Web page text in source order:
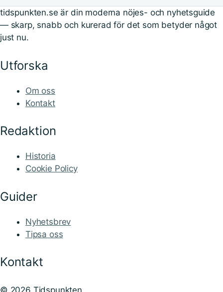
tidspunkten.se är din moderna nöjes- och nyhetsguide
— skarp, snabb och kurerad för det som betyder något
just nu.
Utforska
Om oss
Kontakt
Redaktion
Historia
Cookie Policy
Guider
Nyhetsbrev
Tipsa oss
Kontakt
© 2026 Tidspunkten